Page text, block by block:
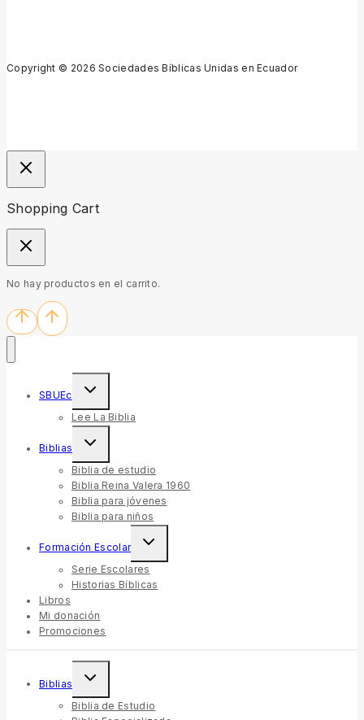
Copyright © 2026 Sociedades Bíblicas Unidas en Ecuador
Shopping Cart
No hay productos en el carrito.
SBUEc
Lee La Biblia
Biblias
Biblia de estudio
Biblia Reina Valera 1960
Biblia para jóvenes
Biblia para niños
Formación Escolar
Serie Escolares
Historias Bíblicas
Libros
Mi donación
Promociones
Biblias
Biblia de Estudio